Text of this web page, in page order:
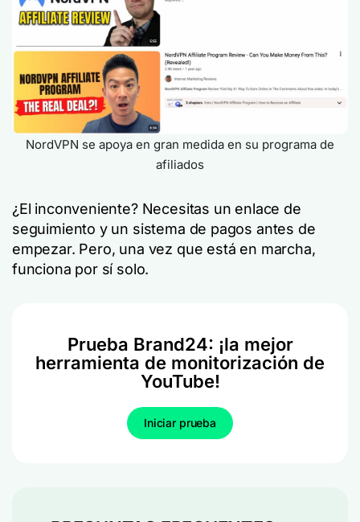
NordVPN se apoya en gran medida en su programa de
afiliados
¿El inconveniente? Necesitas un enlace de
seguimiento y un sistema de pagos antes de
empezar. Pero, una vez que está en marcha,
funciona por sí solo.
Prueba Brand24: ¡la mejor
herramienta de monitorización de
YouTube!
Iniciar prueba